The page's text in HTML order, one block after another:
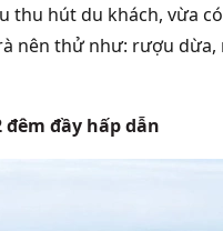
thu hút du khách, vừa
nên thử như: rượu
đêm đầy hấp dẫn